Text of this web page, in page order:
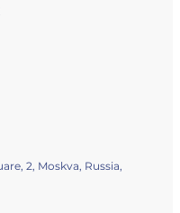
2, Moskva, Russia,